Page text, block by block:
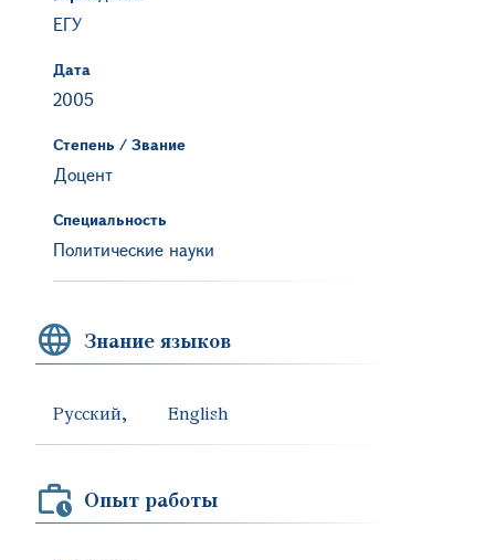
ЕГУ
Дата
2005
Степень / Звание
Доцент
Специальность
Политические науки
Знание языков
Русский English
Опыт работы